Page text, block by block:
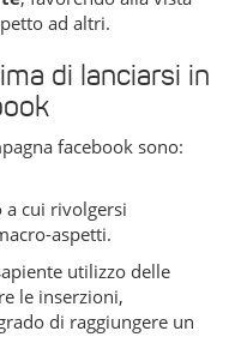
ad altri.
di lanciarsi in
facebook sono:
cui rivolgersi
aspetti.
utilizzo delle
le inserzioni,
di raggiungere un